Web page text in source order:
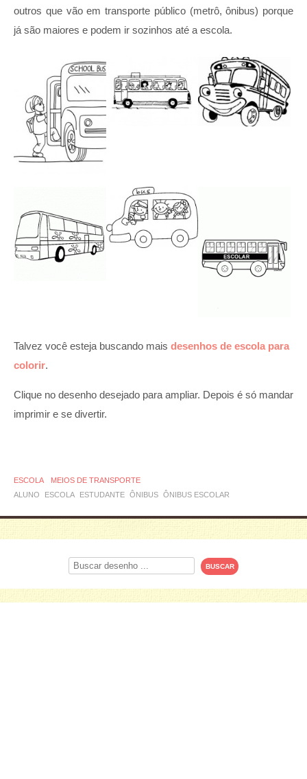
outros que vão em transporte público (metrô, ônibus) porque
já são maiores e podem ir sozinhos até a escola.
Talvez você esteja buscando mais desenhos de escola para
colorir.
Clique no desenho desejado para ampliar. Depois é só mandar
imprimir e se divertir.
ESCOLA
MEIOS DE TRANSPORTE
ALUNO
ESCOLA ESTUDANTE ÔNIBUS ÔNIBUS ESCOLAR
Procurar